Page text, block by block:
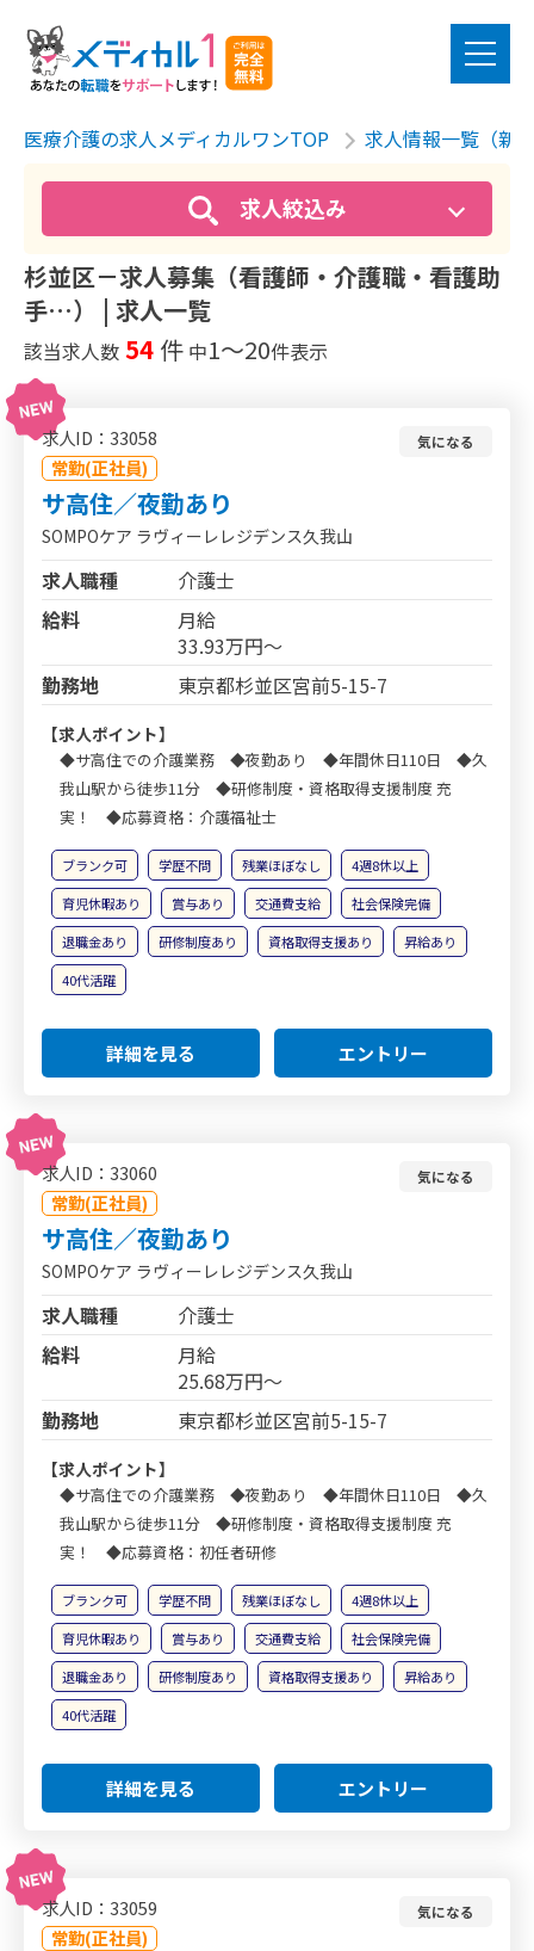
医療介護の求人メディカルワンTOP 求人情報一覧（新
求人絞込み
杉並区－求人募集（看護師・介護職・看護助
手…） | 求人一覧
該当求人数 54 件 中1〜20件表示
求人ID：33058
常勤(正社員)
気になる
サ高住／夜勤あり
SOMPOケア ラヴィーレレジデンス久我山
求人職種
介護士
給料
月給
33.93万円～
勤務地
東京都杉並区宮前5-15-7
【求人ポイント】
◆サ高住での介護業務 ◆夜勤あり ◆年間休日110日 ◆久
我山駅から徒歩11分 ◆研修制度・資格取得支援制度 充
実！ ◆応募資格：介護福祉士
ブランク可 学歴不問 残業ほぼなし
4週8休以上
育児休暇あり
賞与あり 交通費支給
社会保険完備
退職金あり
研修制度あり 資格取得支援あり
昇給あり
40代活躍
詳細を見る エントリー
求人ID：33060
常勤(正社員)
気になる
サ高住／夜勤あり
SOMPOケア ラヴィーレレジデンス久我山
求人職種
介護士
給料
月給
25.68万円～
勤務地
東京都杉並区宮前5-15-7
【求人ポイント】
◆サ高住での介護業務 ◆夜勤あり ◆年間休日110日 ◆久
我山駅から徒歩11分 ◆研修制度・資格取得支援制度 充
実！ ◆応募資格：初任者研修
ブランク可 学歴不問 残業ほぼなし
4週8休以上
育児休暇あり
賞与あり 交通費支給
社会保険完備
退職金あり
研修制度あり 資格取得支援あり
昇給あり
40代活躍
詳細を見る エントリー
求人ID：33059
常勤(正社員)
気になる